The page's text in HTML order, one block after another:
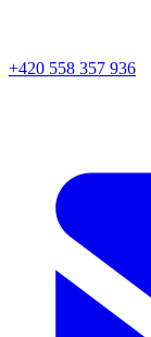
+420 558 357 936